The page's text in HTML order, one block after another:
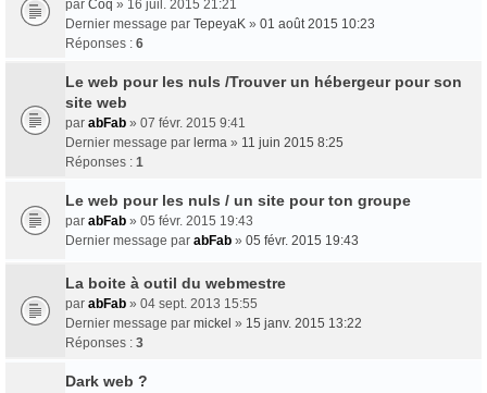
par Coq » 16 juil. 2015 21:21
Dernier message par TepeyaK » 01 août 2015 10:23
Réponses : 6
Le web pour les nuls /Trouver un hébergeur pour son
site web
par abFab » 07 févr. 2015 9:41
Dernier message par lerma » 11 juin 2015 8:25
Réponses : 1
Le web pour les nuls / un site pour ton groupe
par abFab » 05 févr. 2015 19:43
Dernier message par abFab » 05 févr. 2015 19:43
La boite à outil du webmestre
par abFab » 04 sept. 2013 15:55
Dernier message par mickel » 15 janv. 2015 13:22
Réponses : 3
Dark web ?